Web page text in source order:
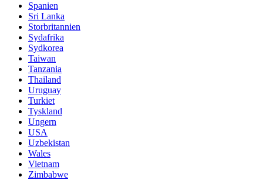
Spanien
Sri Lanka
Storbritannien
Sydafrika
Sydkorea
Taiwan
Tanzania
Thailand
Uruguay
Turkiet
Tyskland
Ungern
USA
Uzbekistan
Wales
Vietnam
Zimbabwe